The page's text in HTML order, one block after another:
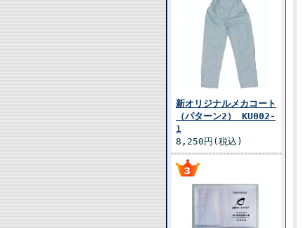
新オリジナルメカコート
（パターン2） KU002-
1
8,250円(税込)